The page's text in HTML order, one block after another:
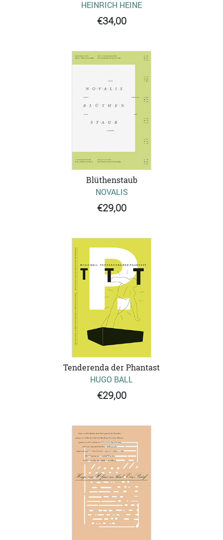
HEINRICH HEINE
€34,00
Blüthenstaub
NOVALIS
€29,00
Tenderenda der Phantast
HUGO BALL
€29,00